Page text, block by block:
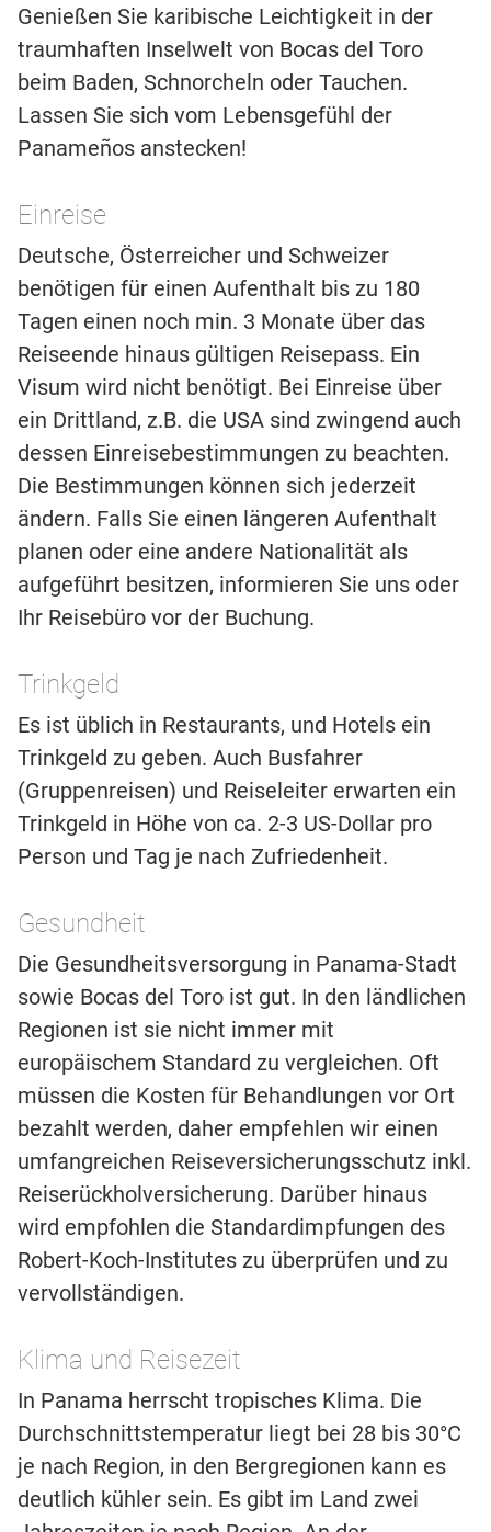
Genießen Sie karibische Leichtigkeit in der
traumhaften Inselwelt von Bocas del Toro
beim Baden, Schnorcheln oder Tauchen.
Lassen Sie sich vom Lebensgefühl der
Panameños anstecken!
Einreise
Deutsche, Österreicher und Schweizer
benötigen für einen Aufenthalt bis zu 180
Tagen einen noch min. 3 Monate über das
Reiseende hinaus gültigen Reisepass. Ein
Visum wird nicht benötigt. Bei Einreise über
ein Drittland, z.B. die USA sind zwingend auch
dessen Einreisebestimmungen zu beachten.
Die Bestimmungen können sich jederzeit
ändern. Falls Sie einen längeren Aufenthalt
planen oder eine andere Nationalität als
aufgeführt besitzen, informieren Sie uns oder
Ihr Reisebüro vor der Buchung.
Trinkgeld
Es ist üblich in Restaurants, und Hotels ein
Trinkgeld zu geben. Auch Busfahrer
(Gruppenreisen) und Reiseleiter erwarten ein
Trinkgeld in Höhe von ca. 2-3 US-Dollar pro
Person und Tag je nach Zufriedenheit.
Gesundheit
Die Gesundheitsversorgung in Panama-Stadt
sowie Bocas del Toro ist gut. In den ländlichen
Regionen ist sie nicht immer mit
europäischem Standard zu vergleichen. Oft
müssen die Kosten für Behandlungen vor Ort
bezahlt werden, daher empfehlen wir einen
umfangreichen Reiseversicherungsschutz inkl.
Reiserückholversicherung. Darüber hinaus
wird empfohlen die Standardimpfungen des
Robert-Koch-Institutes zu überprüfen und zu
vervollständigen.
Klima und Reisezeit
In Panama herrscht tropisches Klima. Die
Durchschnittstemperatur liegt bei 28 bis 30°C
je nach Region, in den Bergregionen kann es
deutlich kühler sein. Es gibt im Land zwei